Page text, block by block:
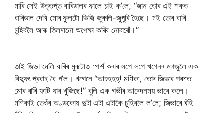
মাৰি সেই উত্তপ্ত বাৰিডালৰ ফালে চাই ক’লে, “জান তোৰ এই শকত
বাৰিডাল দেখি মোৰ ফুলটো ভিজি জুৰুলি-জুপুৰি হৈছে। মই তোৰ বাৰি
চুহিবলৈ আৰু তিলমানো অপেক্ষা কৰিব নোৱাৰোঁ।”
তাই জিভা মেলি বাৰিৰ মুৰটোত স্পৰ্শ কৰাৰ লগে লগে খগেনৰ মগজুলৈ এক
বিদ্যুৎ প্ৰবাহ বৈ গ’ল। খগেনে “আহহহহ্! মণিকা, তোৰ জিভাৰ পৰশত
মোৰ বাৰি ফাটি যাব খুজিছে!” বুলি এক গভীৰ আবেদনময় ভাবে কলে।
মণিকাই তেওঁৰ অণ্ডকোষ দুটা এটা এটাকৈ চুহিবলৈ ল’লে; জিভাৰে ঘঁহি